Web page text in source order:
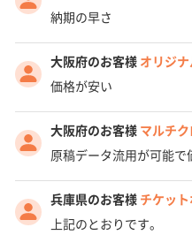
納期の早さ
大阪府のお客様 オリジ
価格が安い
大阪府のお客様 マルチ
原稿データ流用が可能で
兵庫県のお客様 チケッ
上記のとおりです。